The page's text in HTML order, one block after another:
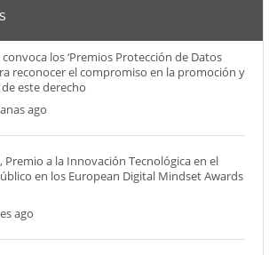
convoca los ‘Premios Protección de Datos
reconocer el compromiso en la promoción y
este derecho
ago
Premio a la Innovación Tecnológica en el
en los European Digital Mindset Awards
ago